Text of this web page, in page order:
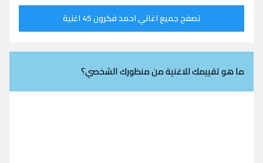
تصفح جميع اغاني احمد فكرون 45 اغنية
ما هو تقييمك للاغنية من منظورك الشخصي؟